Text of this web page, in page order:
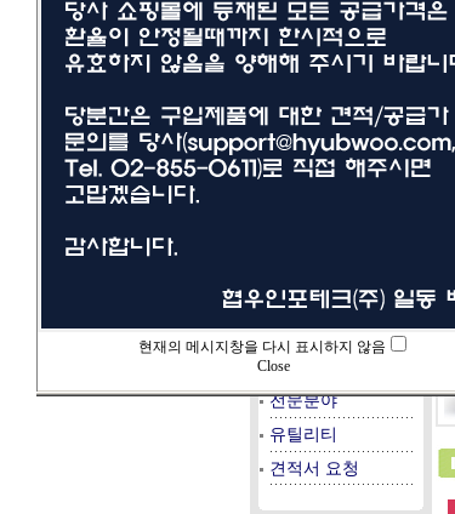
멀티미디어
데이타베이스
시스템/서버
전문분야
유틸리티
견적서 요청
현재의 메시지창을 다시 표시하지 않음
Close